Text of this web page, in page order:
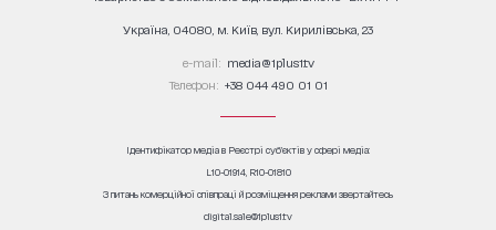
Україна, 04080, м. Київ, вул. Кирилівська, 23
е-mail: media@1plus1.tv
Телефон: +38 044 490 01 01
Ідентифікатор медіа в Реєстрі суб’єктів у сфері медіа:
L10-01914, R10-01810
З питань комерційної співпраці й розміщення реклами звертайтесь
digital.sale@1plus1.tv